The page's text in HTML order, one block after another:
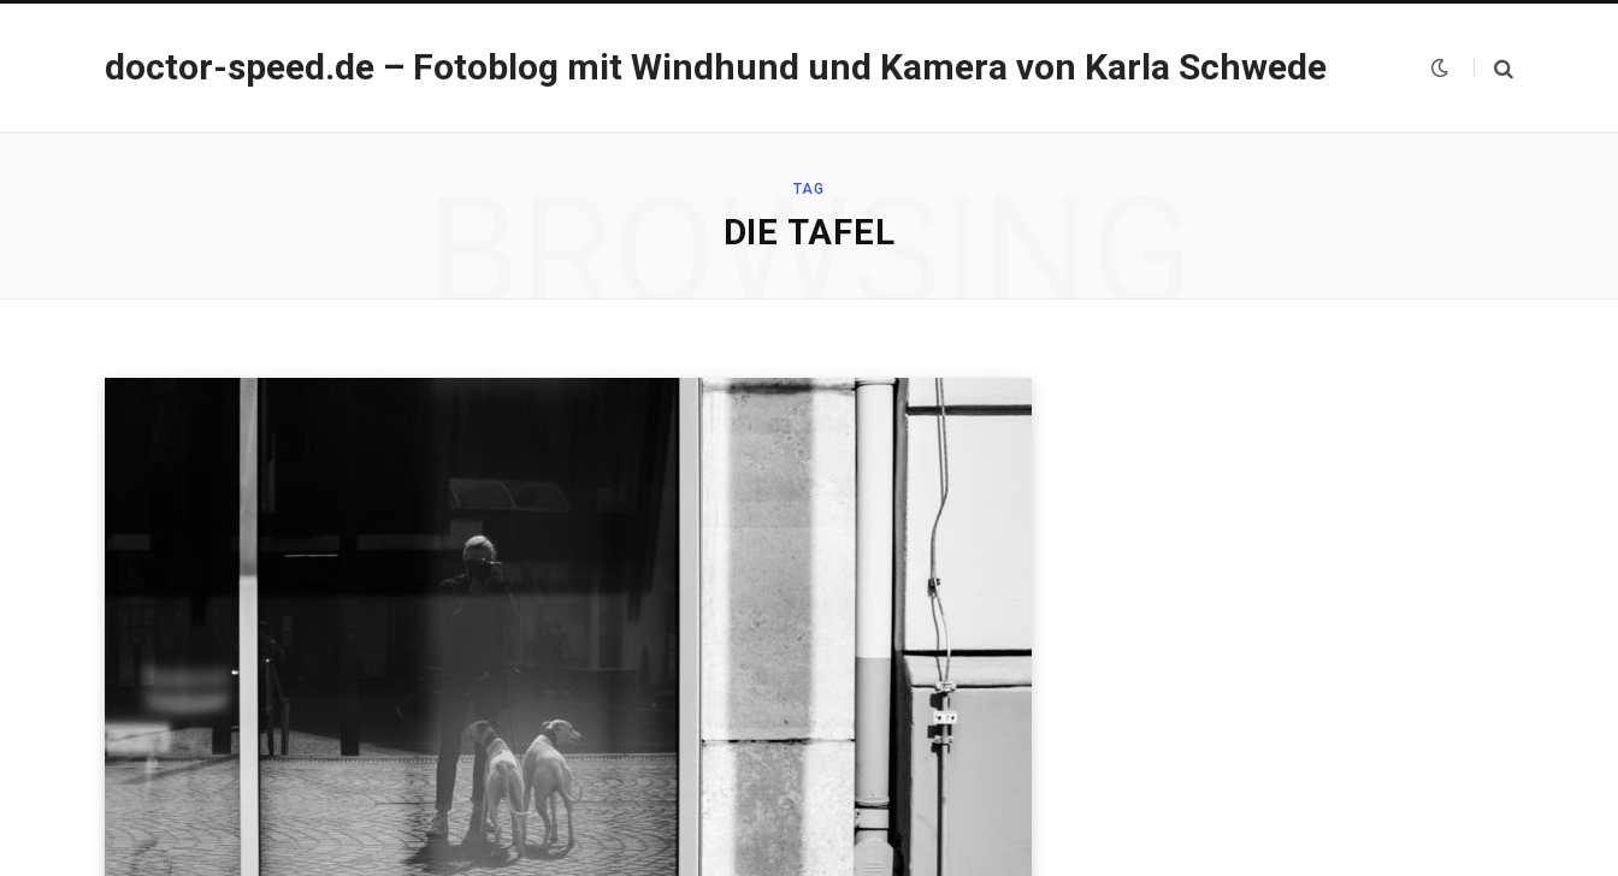
doctor-speed.de – Fotoblog mit Windhund und Kamera von Karla Schwede
TAG
DIE TAFEL
BROWSING